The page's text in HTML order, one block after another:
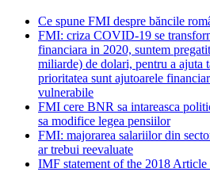
Ce spune FMI despre băncile
FMI: criza COVID-19 se
financiara in 2020, suntem
miliarde) de dolari, pentru a ajuta
prioritatea sunt ajutoarele
vulnerabile
FMI cere BNR sa intareasca
sa modifice legea pensiilor
FMI: majorarea salariilor din
ar trebui reevaluate
IMF statement of the 2018